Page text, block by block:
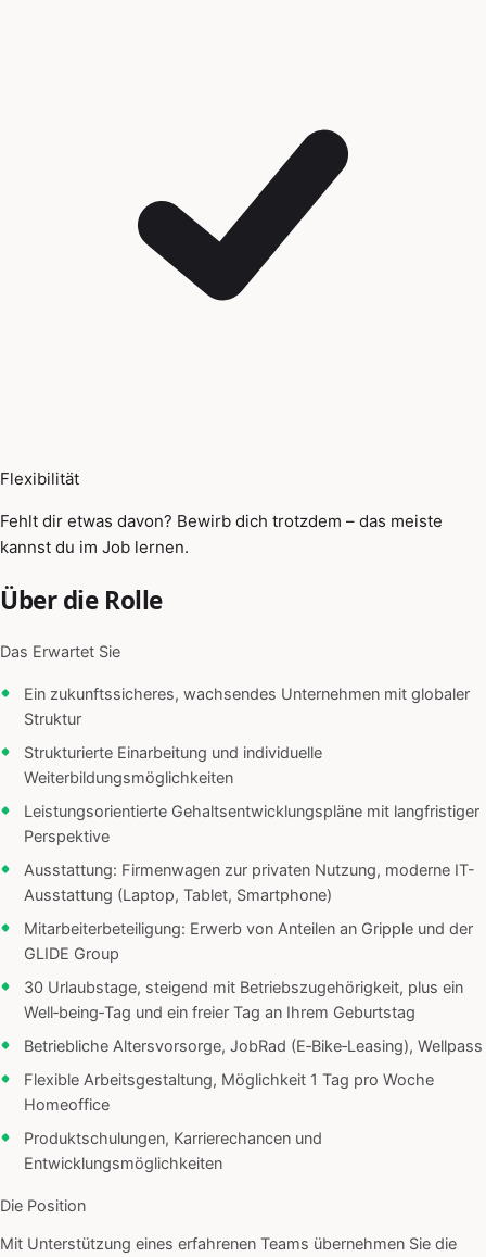
Flexibilität
Fehlt dir etwas davon? Bewirb dich trotzdem – das meiste
kannst du im Job lernen.
Über die Rolle
Das Erwartet Sie
Ein zukunftssicheres, wachsendes Unternehmen mit globaler
Struktur
Strukturierte Einarbeitung und individuelle
Weiterbildungsmöglichkeiten
Leistungsorientierte Gehaltsentwicklungspläne mit langfristiger
Perspektive
Ausstattung: Firmenwagen zur privaten Nutzung, moderne IT-
Ausstattung (Laptop, Tablet, Smartphone)
Mitarbeiterbeteiligung: Erwerb von Anteilen an Gripple und der
GLIDE Group
30 Urlaubstage, steigend mit Betriebszugehörigkeit, plus ein
Well‑being‑Tag und ein freier Tag an Ihrem Geburtstag
Betriebliche Altersvorsorge, JobRad (E‑Bike‑Leasing), Wellpass
Flexible Arbeitsgestaltung, Möglichkeit 1 Tag pro Woche
Homeoffice
Produktschulungen, Karrierechancen und
Entwicklungsmöglichkeiten
Die Position
Mit Unterstützung eines erfahrenen Teams übernehmen Sie die